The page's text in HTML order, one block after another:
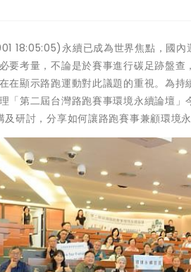
18:05:05)永續已成為世界焦點，國
要考量，不論是於賽事進行碳足跡盤
在顯示路跑運動對此議題的重視。為
「第二屆台灣路跑賽事環境永續論壇
研討，分享如何讓路跑賽事兼顧環境